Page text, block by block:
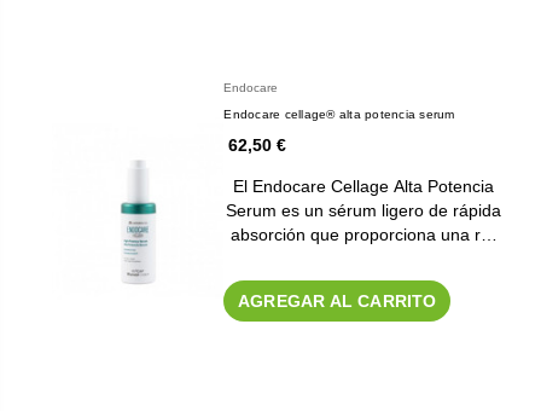
Endocare
Endocare cellage® alta potencia serum
62,50 €
El Endocare Cellage Alta Potencia
Serum es un sérum ligero de rápida
absorción que proporciona una r…
AGREGAR AL CARRITO